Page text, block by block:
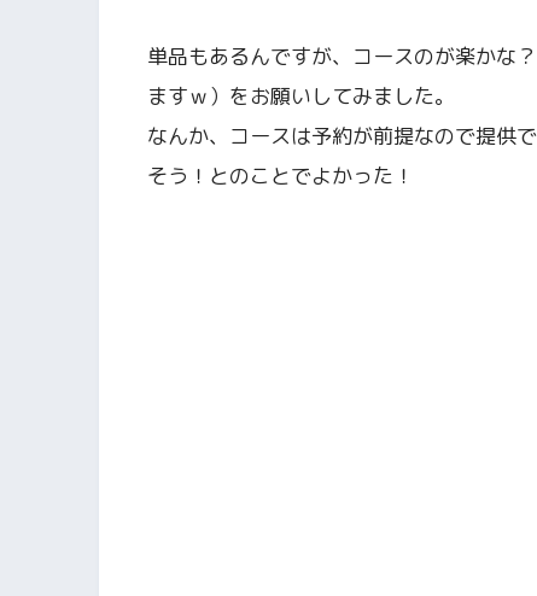
単品もあるんですが、コースのが楽かな
ますｗ）をお願いしてみました。
なんか、コースは予約が前提なので提供
そう！とのことでよかった！